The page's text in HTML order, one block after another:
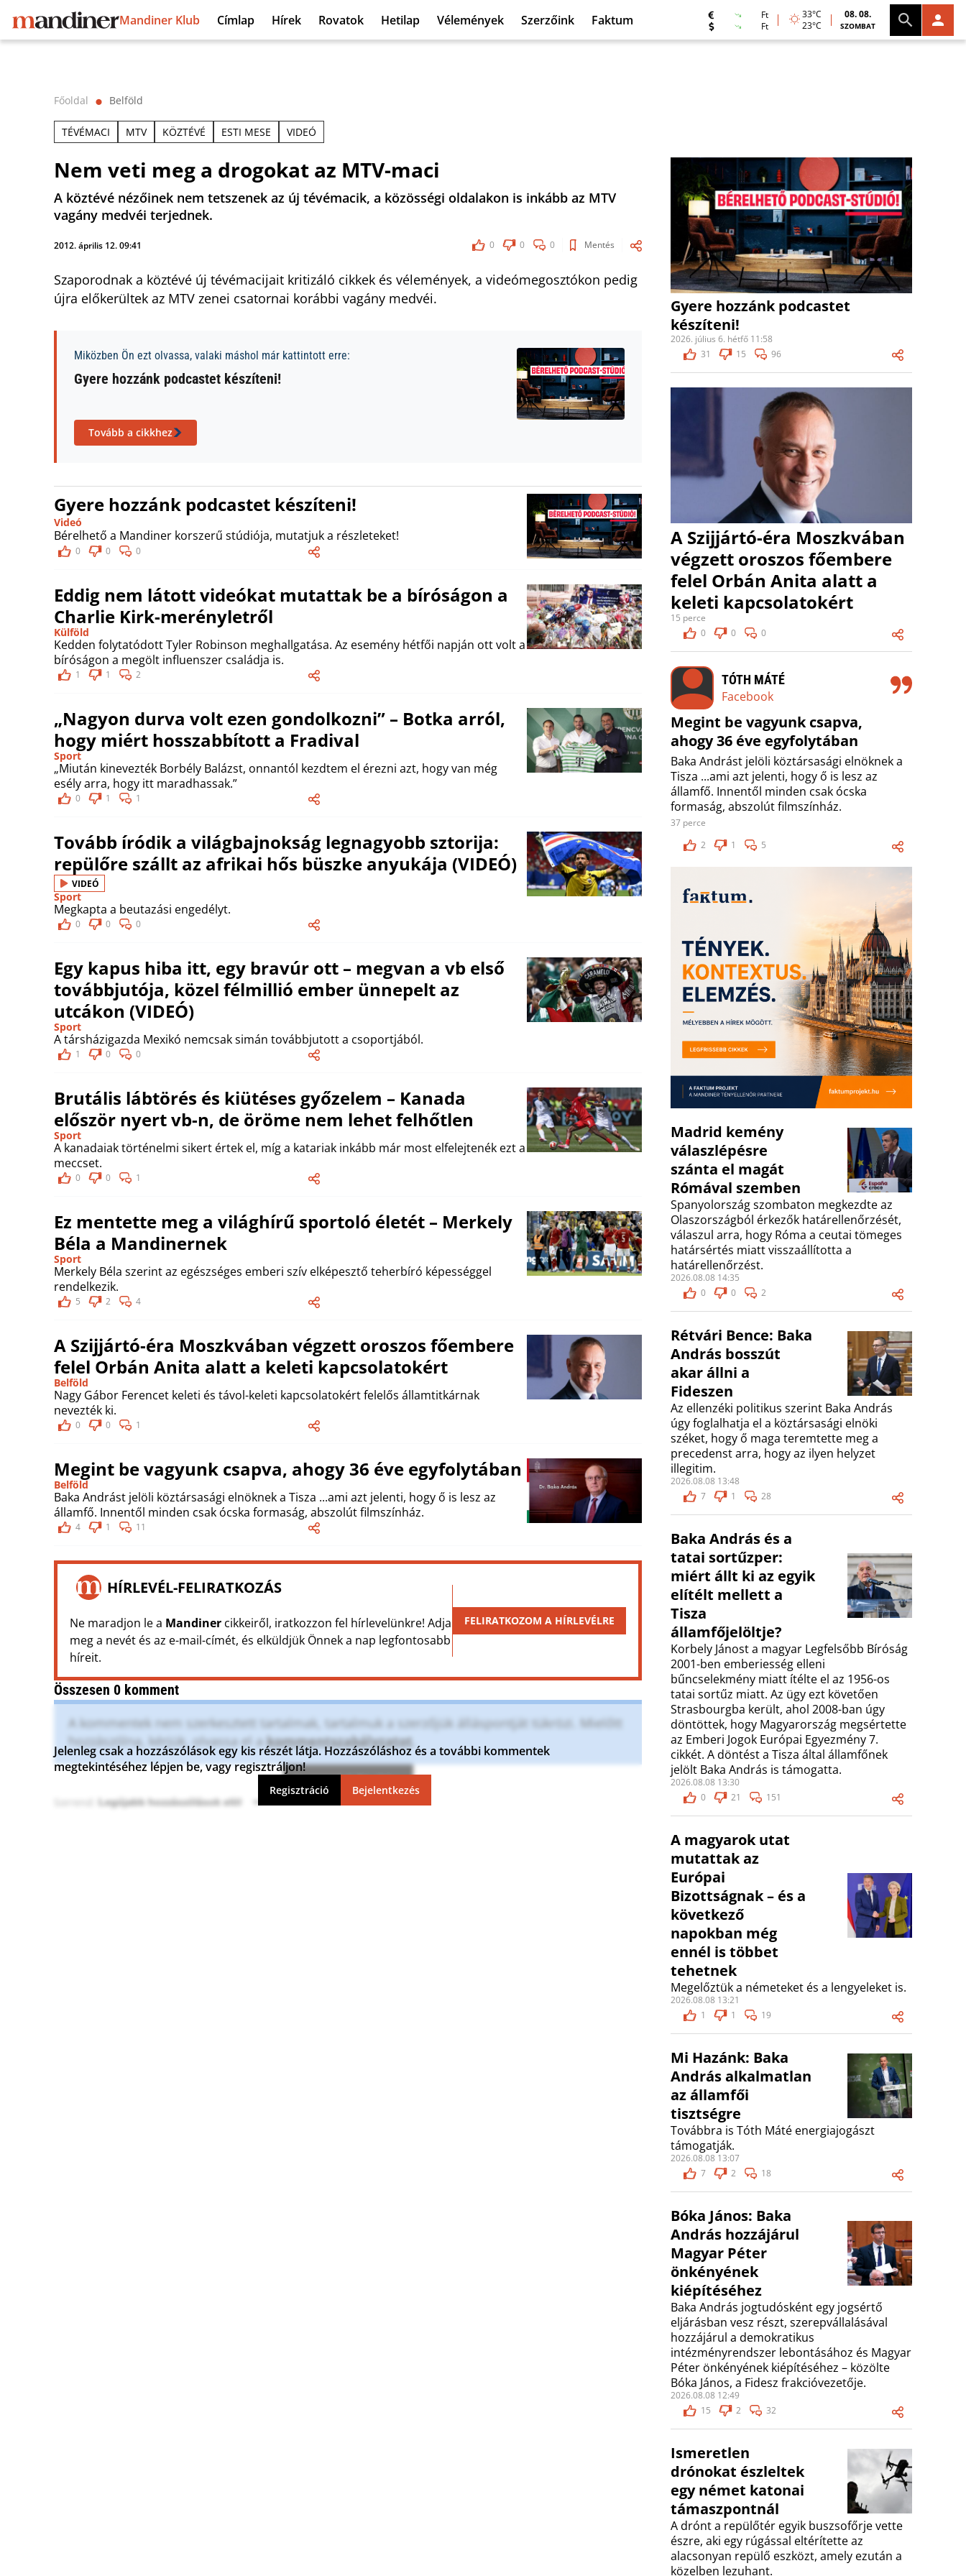
Mandiner Klub Címlap Hírek Rovatok Hetilap Vélemények Szerzőink Faktum
Ft
Ft
33°C
23°C
08. 08.
SZOMBAT
Főoldal ⬤ Belföld
TÉVÉMACI MTV KÖZTÉVÉ ESTI MESE VIDEÓ
Nem veti meg a drogokat az MTV-maci
A köztévé nézőinek nem tetszenek az új tévémacik, a közösségi oldalakon is inkább az MTV
vagány medvéi terjednek.
2012. április 12. 09:41 0 0 0 Mentés
Szaporodnak a köztévé új tévémacijait kritizáló cikkek és vélemények, a videómegosztókon pedig
újra előkerültek az MTV zenei csatornai korábbi vagány medvéi.
Miközben Ön ezt olvassa, valaki máshol már kattintott erre:
Gyere hozzánk podcastet készíteni!
Tovább a cikkhez
Gyere hozzánk podcastet készíteni!
Videó
Bérelhető a Mandiner korszerű stúdiója, mutatjuk a részleteket!
0 0 0
Eddig nem látott videókat mutattak be a bíróságon a
Charlie Kirk-merényletről
Külföld
Kedden folytatódott Tyler Robinson meghallgatása. Az esemény hétfői napján ott volt a
bíróságon a megölt influenszer családja is.
1 1 2
„Nagyon durva volt ezen gondolkozni” – Botka arról,
hogy miért hosszabbított a Fradival
Sport
„Miután kinevezték Borbély Balázst, onnantól kezdtem el érezni azt, hogy van még
esély arra, hogy itt maradhassak.”
0 1 1
Tovább íródik a világbajnokság legnagyobb sztorija:
repülőre szállt az afrikai hős büszke anyukája (VIDEÓ)
VIDEÓ
Sport
Megkapta a beutazási engedélyt.
0 0 0
Egy kapus hiba itt, egy bravúr ott – megvan a vb első
továbbjutója, közel félmillió ember ünnepelt az
utcákon (VIDEÓ)
Sport
A társházigazda Mexikó nemcsak simán továbbjutott a csoportjából.
1 0 0
Brutális lábtörés és kiütéses győzelem – Kanada
először nyert vb-n, de öröme nem lehet felhőtlen
Sport
A kanadaiak történelmi sikert értek el, míg a katariak inkább már most elfelejtenék ezt a
meccset.
0 0 1
Ez mentette meg a világhírű sportoló életét – Merkely
Béla a Mandinernek
Sport
Merkely Béla szerint az egészséges emberi szív elképesztő teherbíró képességgel
rendelkezik.
5 2 4
A Szijjártó-éra Moszkvában végzett oroszos főembere
felel Orbán Anita alatt a keleti kapcsolatokért
Belföld
Nagy Gábor Ferencet keleti és távol-keleti kapcsolatokért felelős államtitkárnak
nevezték ki.
0 0 1
Megint be vagyunk csapva, ahogy 36 éve egyfolytában
Belföld
Baka Andrást jelöli köztársasági elnöknek a Tisza ...ami azt jelenti, hogy ő is lesz az
államfő. Innentől minden csak ócska formaság, abszolút filmszínház.
4 1 11
HÍRLEVÉL-FELIRATKOZÁS
Ne maradjon le a Mandiner cikkeiről, iratkozzon fel hírlevelünkre! Adja
meg a nevét és az e-mail-címét, és elküldjük Önnek a nap legfontosabb
híreit.
FELIRATKOZOM A HÍRLEVÉLRE
Összesen 0 komment
A kommentek nem szerkesztett tartalmak, tartalmuk a szerzőjük álláspontját tükrözi. Mielőtt
hozzászólna, kérjük, olvassa el a kommentszabályzatot
Jelenleg csak a hozzászólások egy kis részét látja. Hozzászóláshoz és a további kommentek
megtekintéséhez lépjen be, vagy regisztráljon!
Regisztráció Bejelentkezés
Gyere hozzánk podcastet
készíteni!
2026. július 6. hétfő 11:58
31
15 96
A Szijjártó-éra Moszkvában
végzett oroszos főembere
felel Orbán Anita alatt a
keleti kapcsolatokért
15 perce
0
0 0
TÓTH MÁTÉ
Facebook
Megint be vagyunk csapva,
ahogy 36 éve egyfolytában
Baka Andrást jelöli köztársasági elnöknek a
Tisza ...ami azt jelenti, hogy ő is lesz az
államfő. Innentől minden csak ócska
formaság, abszolút filmszínház.
37 perce
2
1 5
Madrid kemény
válaszlépésre
szánta el magát
Rómával szemben
Spanyolország szombaton megkezdte az
Olaszországból érkezők határellenőrzését,
válaszul arra, hogy Róma a ceutai tömeges
határsértés miatt visszaállította a
határellenőrzést.
2026.08.08 14:35
0
0 2
Rétvári Bence: Baka
András bosszút
akar állni a
Fideszen
Az ellenzéki politikus szerint Baka András
úgy foglalhatja el a köztársasági elnöki
széket, hogy ő maga teremtette meg a
precedenst arra, hogy az ilyen helyzet
illegitim.
2026.08.08 13:48
7
1 28
Baka András és a
tatai sortűzper:
miért állt ki az egyik
elítélt mellett a
Tisza
államfőjelöltje?
Korbely Jánost a magyar Legfelsőbb Bíróság
2001-ben emberiesség elleni
bűncselekmény miatt ítélte el az 1956-os
tatai sortűz miatt. Az ügy ezt követően
Strasbourgba került, ahol 2008-ban úgy
döntöttek, hogy Magyarország megsértette
az Emberi Jogok Európai Egyezmény 7.
cikkét. A döntést a Tisza által államfőnek
jelölt Baka András is támogatta.
2026.08.08 13:30
0
21 151
A magyarok utat
mutattak az
Európai
Bizottságnak – és a
következő
napokban még
ennél is többet
tehetnek
Megelőztük a németeket és a lengyeleket is.
2026.08.08 13:21
1
1 19
Mi Hazánk: Baka
András alkalmatlan
az államfői
tisztségre
Továbbra is Tóth Máté energiajogászt
támogatják.
2026.08.08 13:07
7
2 18
Bóka János: Baka
András hozzájárul
Magyar Péter
önkényének
kiépítéséhez
Baka András jogtudósként egy jogsértő
eljárásban vesz részt, szerepvállalásával
hozzájárul a demokratikus
intézményrendszer lebontásához és Magyar
Péter önkényének kiépítéséhez – közölte
Bóka János, a Fidesz frakcióvezetője.
2026.08.08 12:49
15
2 32
Ismeretlen
drónokat észleltek
egy német katonai
támaszpontnál
A drónt a repülőtér egyik buszsofőrje vette
észre, aki egy rúgással eltérítette az
alacsonyan repülő eszközt, amely ezután a
közelben lezuhant.